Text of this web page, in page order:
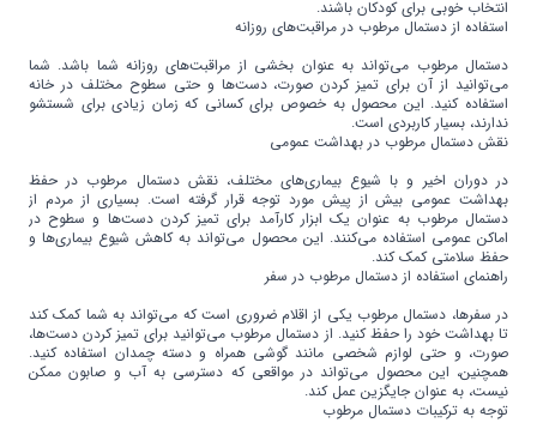
انتخاب خوبی برای کودکان باشند.
استفاده از دستمال مرطوب در مراقبت‌های روزانه
دستمال مرطوب می‌تواند به عنوان بخشی از مراقبت‌های روزانه شما باشد. شما
می‌توانید از آن برای تمیز کردن صورت، دست‌ها و حتی سطوح مختلف در خانه
استفاده کنید. این محصول به خصوص برای کسانی که زمان زیادی برای شستشو
ندارند، بسیار کاربردی است.
نقش دستمال مرطوب در بهداشت عمومی
در دوران اخیر و با شیوع بیماری‌های مختلف، نقش دستمال مرطوب در حفظ
بهداشت عمومی بیش از پیش مورد توجه قرار گرفته است. بسیاری از مردم از
دستمال مرطوب به عنوان یک ابزار کارآمد برای تمیز کردن دست‌ها و سطوح در
اماکن عمومی استفاده می‌کنند. این محصول می‌تواند به کاهش شیوع بیماری‌ها و
حفظ سلامتی کمک کند.
راهنمای استفاده از دستمال مرطوب در سفر
در سفرها، دستمال مرطوب یکی از اقلام ضروری است که می‌تواند به شما کمک کند
تا بهداشت خود را حفظ کنید. از دستمال مرطوب می‌توانید برای تمیز کردن دست‌ها،
صورت، و حتی لوازم شخصی مانند گوشی همراه و دسته چمدان استفاده کنید.
همچنین، این محصول می‌تواند در مواقعی که دسترسی به آب و صابون ممکن
نیست، به عنوان جایگزین عمل کند.
توجه به ترکیبات دستمال مرطوب